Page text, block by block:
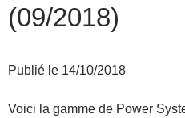
(09/2018)
Publié le 14/10/2018
Voici la gamme de Power